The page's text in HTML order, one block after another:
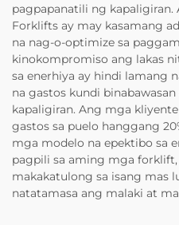
pagpapanatili ng
Forklifts ay may kasamang
na nag-o-optimize sa
kinokompromiso ang lakas
sa enerhiya ay hindi lamang
na gastos kundi
kapaligiran. Ang mga
gastos sa puelo hanggang
mga modelo na epektibo sa
pagpili sa aming mga
makakatulong sa isang mas
natatamasa ang malaki at